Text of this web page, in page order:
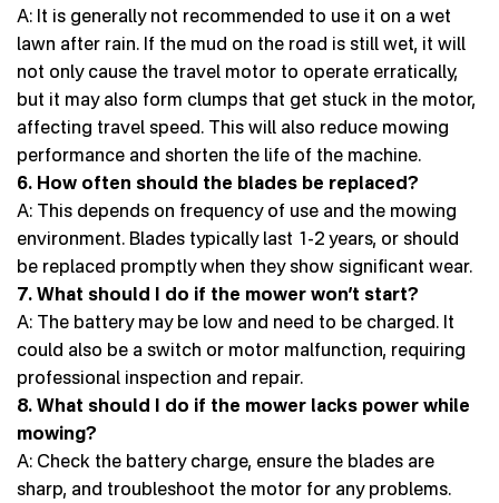
A: It is generally not recommended to use it on a wet
lawn after rain. If the mud on the road is still wet, it will
not only cause the travel motor to operate erratically,
but it may also form clumps that get stuck in the motor,
affecting travel speed. This will also reduce mowing
performance and shorten the life of the machine.
6. How often should the blades be replaced?
A: This depends on frequency of use and the mowing
environment. Blades typically last 1-2 years, or should
be replaced promptly when they show significant wear.
7. What should I do if the mower won’t start?
A: The battery may be low and need to be charged. It
could also be a switch or motor malfunction, requiring
professional inspection and repair.
8. What should I do if the mower lacks power while
mowing?
A: Check the battery charge, ensure the blades are
sharp, and troubleshoot the motor for any problems.